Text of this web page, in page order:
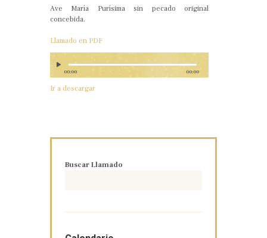
Ave María Purísima sin pecado original
concebida.
Llamado en PDF
00:00 00:00
Ir a descargar
Buscar Llamado